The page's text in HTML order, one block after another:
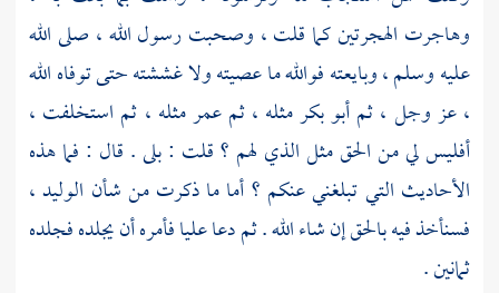
وهاجرت الهجرتين كما قلت ، وصحبت رسول الله ، صلى الله
عليه وسلم ، وبايعته فوالله ما عصيته ولا غششته حتى توفاه الله
، عز وجل ، ثمأبو بكرمثله ، ثمعمرمثله ، ثم استخلفت ،
أفليس لي من الحق مثل الذي لهم ؟ قلت : بلى . قال : فما هذه
الأحاديث التي تبلغني عنكم ؟ أما ما ذكرت من شأن الوليد ،
فسنأخذ فيه بالحق إن شاء الله . ثم دعاعليافأمره أن يجلده فجلده
ثمانين .